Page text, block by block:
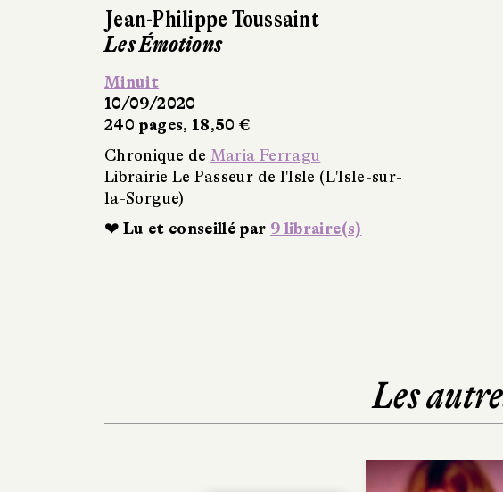
Jean-Philippe Toussaint
Les Émotions
Minuit
10/09/2020
240 pages, 18,50 €
Chronique de Maria Ferragu
Librairie Le Passeur de l'Isle (L'Isle-sur-
la-Sorgue)
❤ Lu et conseillé par 9 libraire(s)
Les